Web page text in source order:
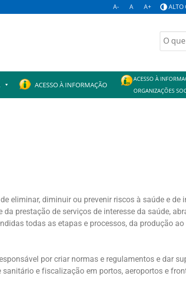
A- A A+ ALTO
ACESSO À INFORMAÇÃO
ACESSO À
ORGANIZAÇÕES
eliminar, diminuir ou prevenir riscos à saúde e
prestação de serviços de interesse da saúde,
todas as etapas e processos, da produção
por criar normas e regulamentos e dar
e fiscalização em portos, aeroportos e